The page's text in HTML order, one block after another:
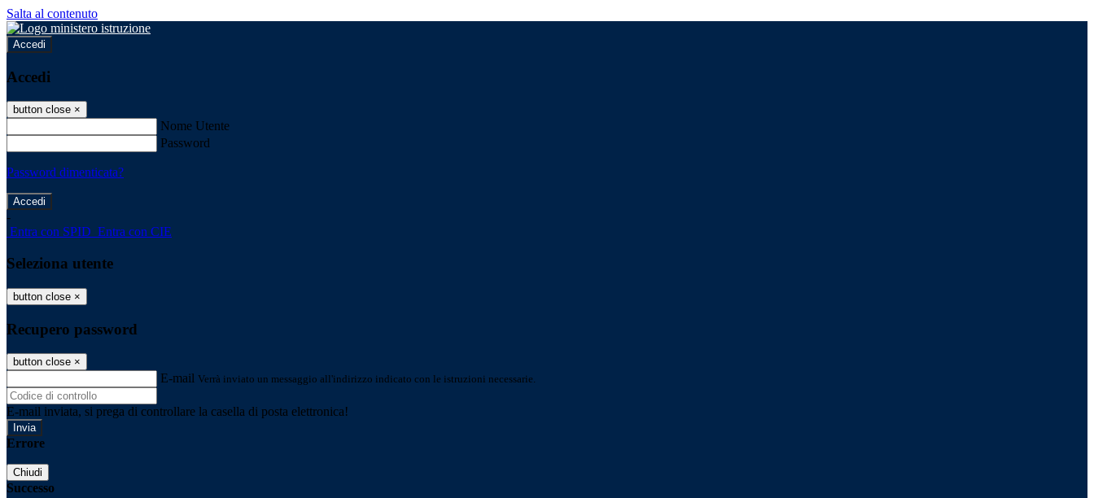
Salta al contenuto
Accedi
Accedi
button close ×
Nome Utente
Password
Password dimenticata?
-
Entra con SPID Entra con CIE
Seleziona utente
button close ×
Recupero password
button close ×
E-mail Verrà inviato un messaggio all'indirizzo indicato con le istruzioni necessarie.
E-mail inviata, si prega di controllare la casella di posta elettronica!
Errore
Chiudi
Successo